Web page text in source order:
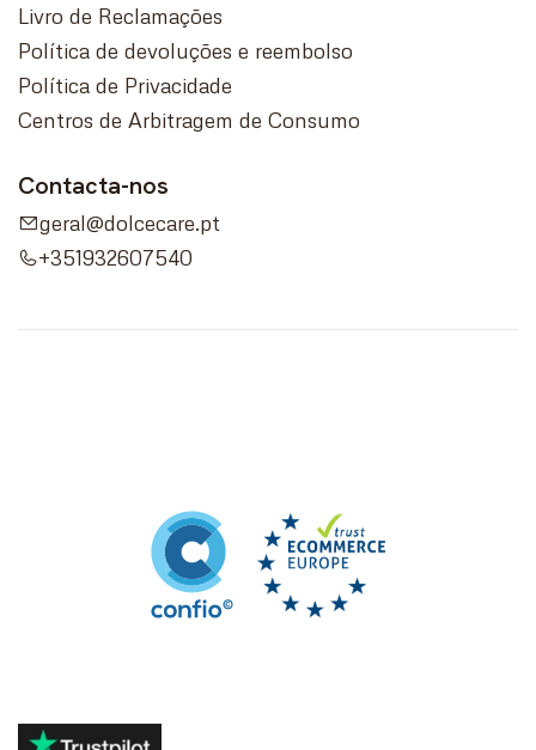
Livro de Reclamações
Política de devoluções e reembolso
Política de Privacidade
Centros de Arbitragem de Consumo
Contacta-nos
geral@dolcecare.pt
+351932607540